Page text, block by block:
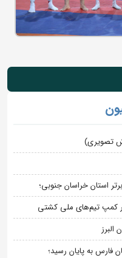
تصویری)
استان خراسان جنوبی؛
کمپ تیم‌های ملی کشتی
فارس به پایان رسید؛